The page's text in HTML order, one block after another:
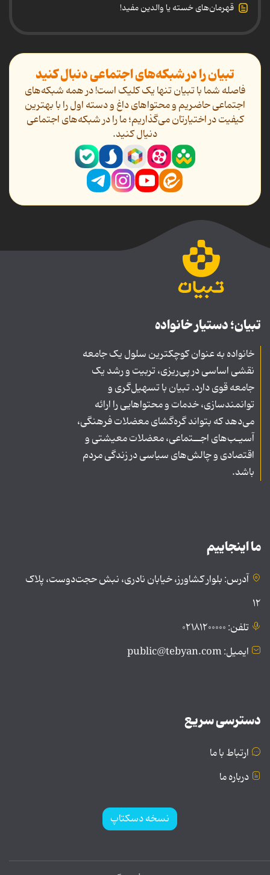
قهرمان‌های خسته یا والدین مفید!
تبیان را در شبکه‌های اجتماعی دنبال کنید
فاصله شما با تبیان تنها یک کلیک است! در همه شبکه‌های
اجتماعی حاضریم و محتواهای داغ و دسته اول را با بهترین
کیفیت در اختیارتان می‌گذاریم؛ ما را در شبکه‌های اجتماعی
دنیال کنید.
تبیان؛ دستیار خانواده
خانواده به عنوان کوچکترین سلول یک جامعه
نقشی اساسی در پی‌ریزی، تربیت و رشد یک
جامعه قوی دارد. تبیان با تسهیل‌گری و
توانمندسازی، خدمات و محتواهایی را ارائه
می‌دهد که بتواند گره‌گشای معضلات فرهنگی،
آسیـب‌های اجــتماعی، معضلات معیشتی و
اقتصادی و چالش‌های سیاسی در زندگی مردم
باشد.
ما اینجاییم
آدرس: بلوار کشاورز، خیابان نادری، نبش حجت‌دوست، پلاک
۱۲
تلفن: ۰۲۱۸۱۲۰۰۰۰۰
ایمیل: public@tebyan.com
دسترسی سریع
ارتباط با ما
درباره ما
نسخه دسکتاپ